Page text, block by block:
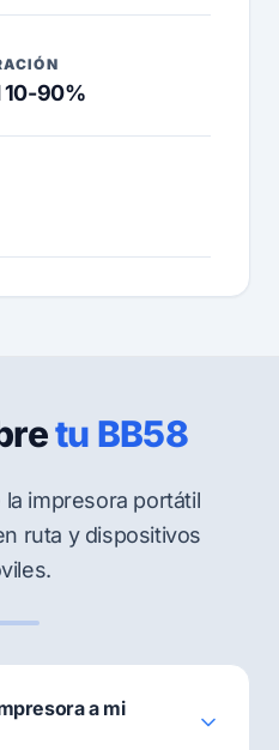
10-90%
tu BB58
impresora portátil
ruta y dispositivos
a mi